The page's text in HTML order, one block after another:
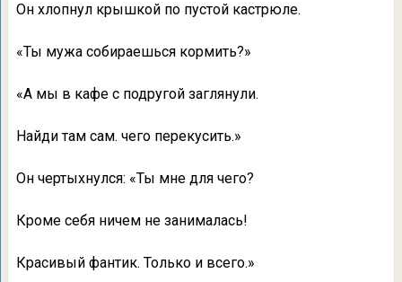
Он хлопнул крышкой по пустой кастрюле.
«Ты мужа собираешься кормить?»
«А мы в кафе с подругой заглянули.
Найди там сам. чего перекусить.»
Он чертыхнулся: «Ты мне для чего?
Кроме себя ничем не занималась!
Красивый фантик. Только и всего.»